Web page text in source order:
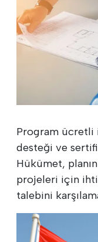
Program ücretli
desteği ve
Hükümet,
projeleri için
talebini